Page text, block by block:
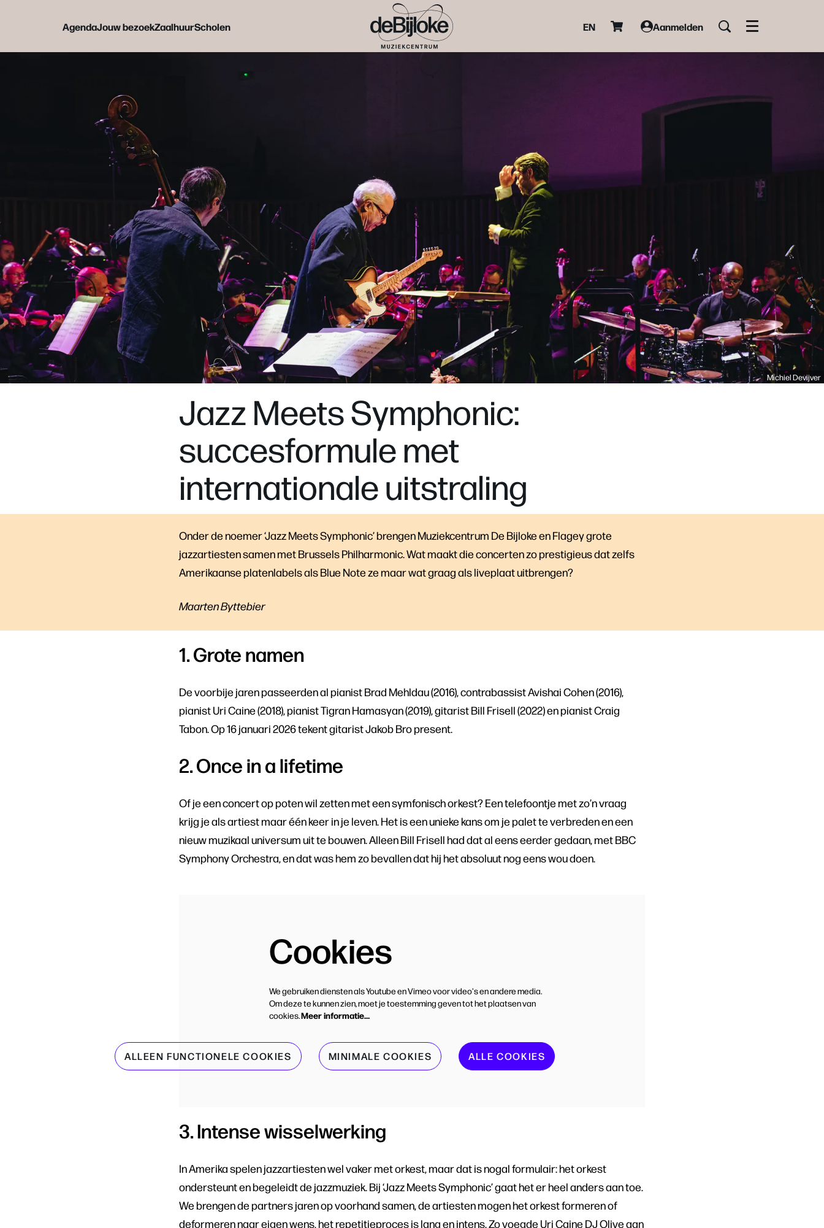
AgendaJouw bezoekZaalhuurScholen EN Aanmelden Menu
Michiel Devijver
Jazz Meets Symphonic:
succesformule met
internationale uitstraling
Onder de noemer ‘Jazz Meets Symphonic’ brengen Muziekcentrum De Bijloke en Flagey grote
jazzartiesten samen met Brussels Philharmonic. Wat maakt die concerten zo prestigieus dat zelfs
Amerikaanse platenlabels als Blue Note ze maar wat graag als liveplaat uitbrengen?
Maarten Byttebier
1. Grote namen
De voorbije jaren passeerden al pianist Brad Mehldau (2016), contrabassist Avishai Cohen (2016),
pianist Uri Caine (2018), pianist Tigran Hamasyan (2019), gitarist Bill Frisell (2022) en pianist Craig
Tabon. Op 16 januari 2026 tekent gitarist Jakob Bro present.
2. Once in a lifetime
Of je een concert op poten wil zetten met een symfonisch orkest? Een telefoontje met zo’n vraag
krijg je als artiest maar één keer in je leven. Het is een unieke kans om je palet te verbreden en een
nieuw muzikaal universum uit te bouwen. Alleen Bill Frisell had dat al eens eerder gedaan, met BBC
Symphony Orchestra, en dat was hem zo bevallen dat hij het absoluut nog eens wou doen.
Cookies
We gebruiken diensten als Youtube en Vimeo voor video's en andere media.
Om deze te kunnen zien, moet je toestemming geven tot het plaatsen van
cookies.Meer informatie…
ALLEEN FUNCTIONELE COOKIES MINIMALE COOKIES ALLE COOKIES
3. Intense wisselwerking
In Amerika spelen jazzartiesten wel vaker met orkest, maar dat is nogal formulair: het orkest
ondersteunt en begeleidt de jazzmuziek. Bij ‘Jazz Meets Symphonic’ gaat het er heel anders aan toe.
We brengen de partners jaren op voorhand samen, de artiesten mogen het orkest formeren of
deformeren naar eigen wens, het repetitieproces is lang en intens. Zo voegde Uri Caine DJ Olive aan